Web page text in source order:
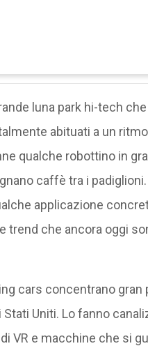
luna park hi-tech
abituati a un
qualche robottino in
caffè tra i
applicazione
trend che ancora oggi
cars concentrano gran
Uniti. Lo fanno
VR e macchine che si